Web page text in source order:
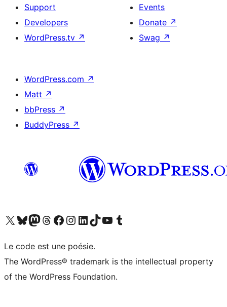
Support
Developers
WordPress.tv ↗
Events
Donate ↗
Swag ↗
WordPress.com ↗
Matt ↗
bbPress ↗
BuddyPress ↗
Visit our X (formerly Twitter) account
Visitez notre compte Bluesky
Visit our Mastodon account
Visitez notre compte Threads
Visit our Facebook page
Visit our Instagram account
Visit our LinkedIn account
Visitez notre compte TikTok
Visit our YouTube channel
Visitez notre compte Tumblr
Le code est une poésie.
The WordPress® trademark is the intellectual property
of the WordPress Foundation.